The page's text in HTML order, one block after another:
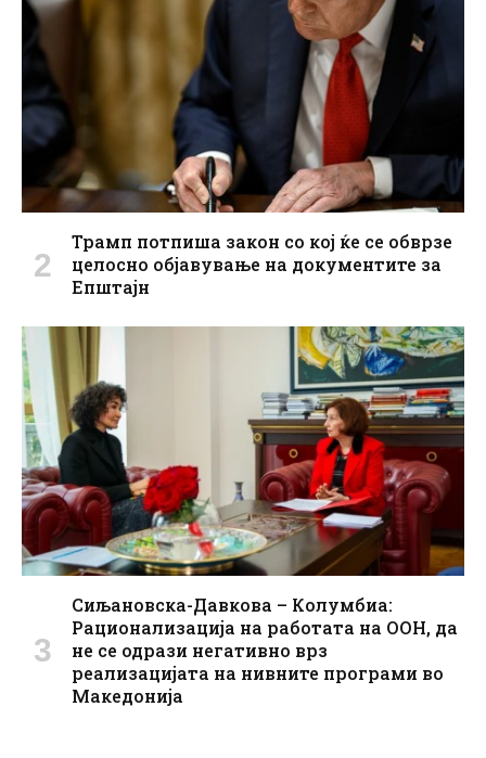
Трамп потпиша закон со кој ќе се обврзе
целосно објавување на документите за
Епштајн
Сиљановска-Давкова – Колумбиа:
Рационализација на работата на ООН, да
не се одрази негативно врз
реализацијата на нивните програми во
Македонија